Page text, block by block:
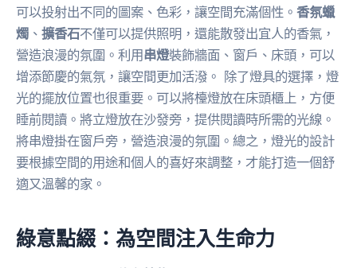
可以投射出不同的圖案、色彩，讓空間充滿個性。 香氛蠟
燭 、 擴香石不僅可以提供照明，還能散發出宜人的香氣，
營造浪漫的氛圍。利用串燈裝飾牆面、窗戶、床頭，可以
增添節慶的氣氛，讓空間更加活潑。 除了燈具的選擇，燈
光的擺放位置也很重要。可以將檯燈放在床頭櫃上，方便
睡前閱讀。將立燈放在沙發旁，提供閱讀時所需的光線。
將串燈掛在窗戶旁，營造浪漫的氛圍。總之，燈光的設計
要根據空間的用途和個人的喜好來調整，才能打造一個舒
適又溫馨的家。
綠意點綴：為空間注入生命力